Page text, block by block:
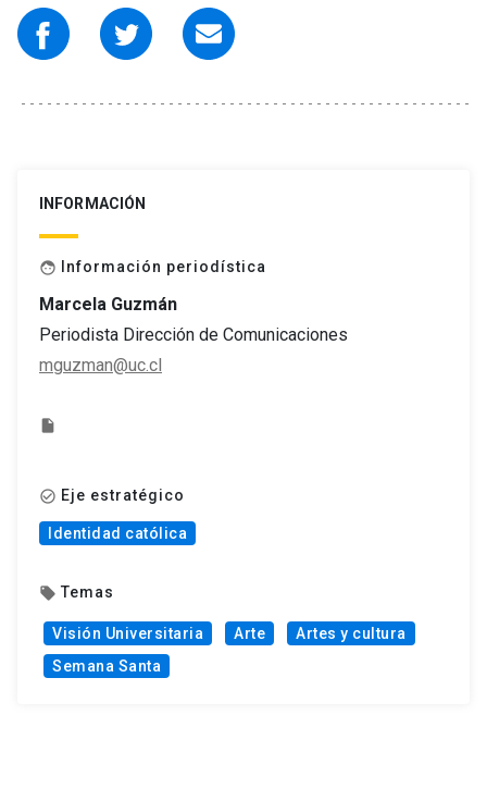
INFORMACIÓN
face Información periodística
Marcela Guzmán
Periodista Dirección de Comunicaciones
mguzman@uc.cl
insert_drive_file
check_circle_outline Eje estratégico
Identidad católica
local_offer Temas
Visión Universitaria Arte
Artes y cultura
Semana Santa